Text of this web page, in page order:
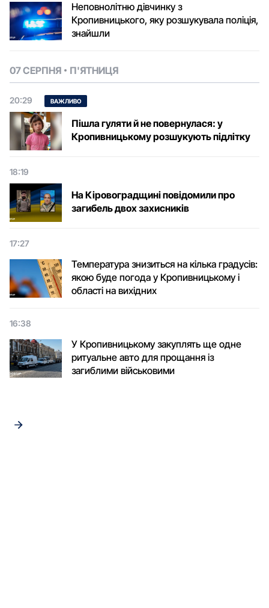
Неповнолітню дівчинку з
Кропивницького, яку розшукувала поліція,
знайшли
07 СЕРПНЯ П'ЯТНИЦЯ
20:29 ВАЖЛИВО
Пішла гуляти й не повернулася: у
Кропивницькому розшукують підлітку
18:19
На Кіровоградщині повідомили про
загибель двох захисників
17:27
Температура знизиться на кілька градусів:
якою буде погода у Кропивницькому і
області на вихідних
16:38
У Кропивницькому закуплять ще одне
ритуальне авто для прощання із
загиблими військовими